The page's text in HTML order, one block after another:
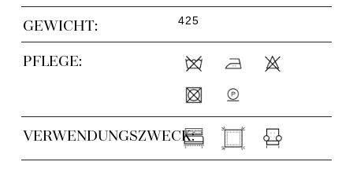
GEWICHT: 425
PFLEGE:
VERWENDUNGSZWECK: